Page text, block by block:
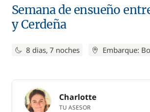
Semana de ensueño
y Cerdeña
8 dias, 7 noches Embarque:
Charlotte
TU ASESOR